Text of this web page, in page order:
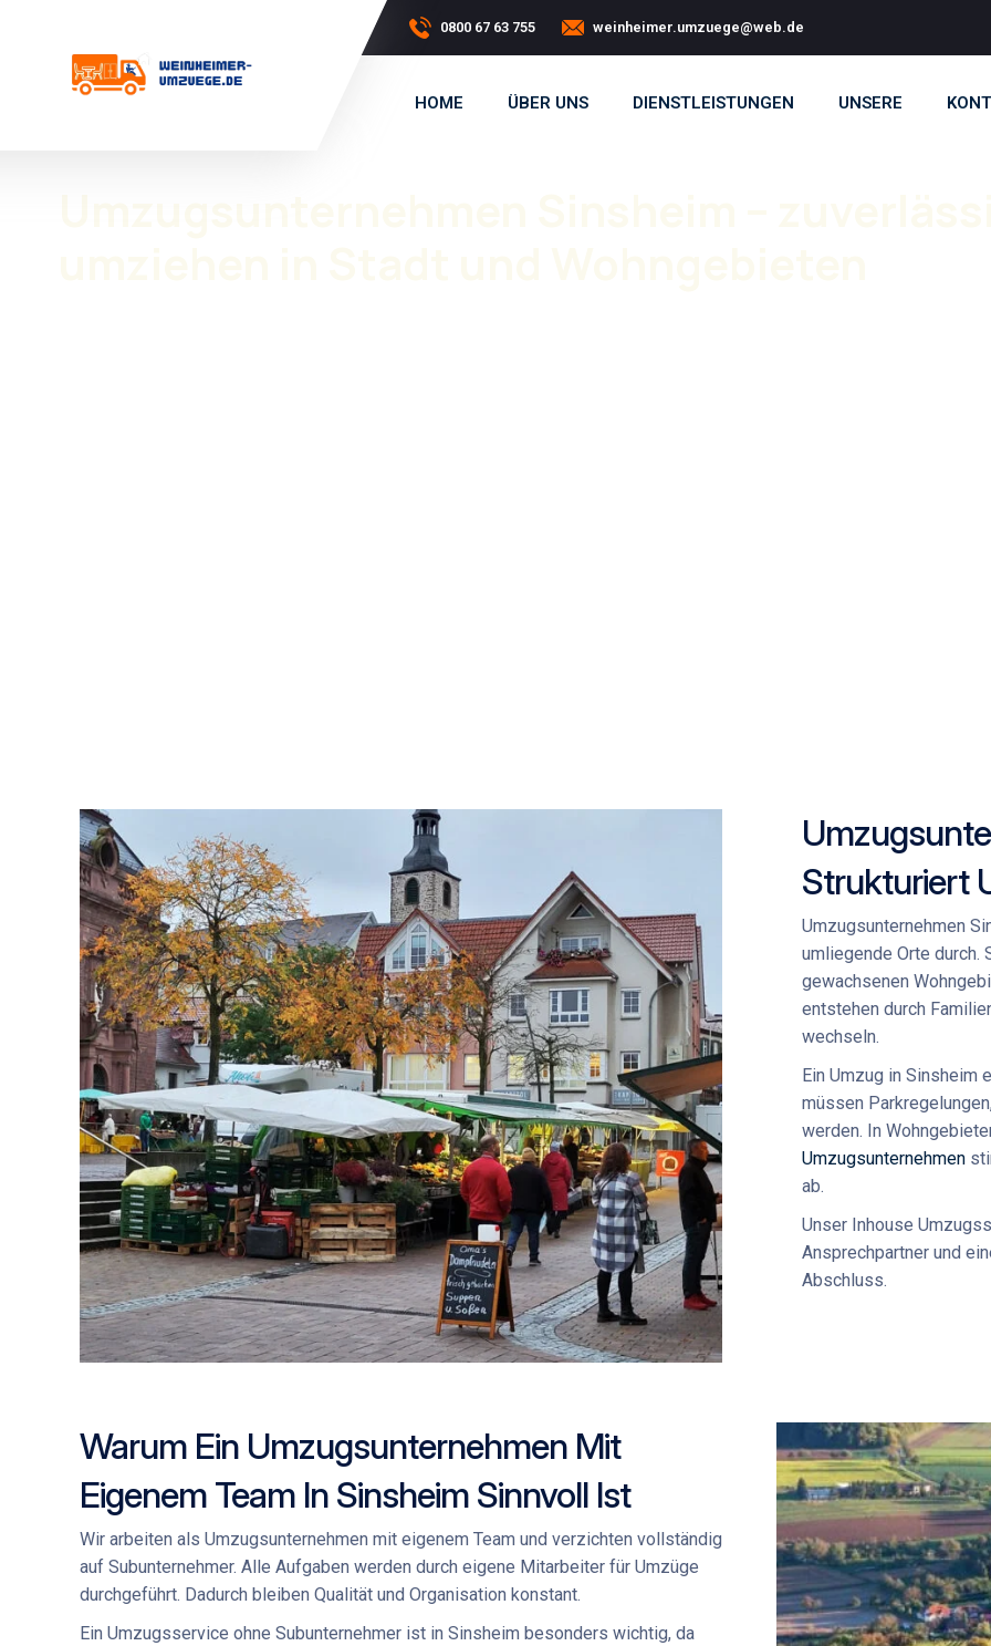
0800 67 63 755 weinheimer.umzuege@web.de
HOME ÜBER UNS DIENSTLEISTUNGEN UNSERE
Strukturiert
Umzugsunternehmen
umliegende Orte durch.
gewachsenen
entstehen durch
wechseln.
Ein Umzug in Sinsheim
müssen
werden. In
Umzugsunternehmen
ab.
Unser Inhouse
Ansprechpartner und
Abschluss.
Warum Ein Umzugsunternehmen Mit
Eigenem Team In Sinsheim Sinnvoll Ist
Wir arbeiten als Umzugsunternehmen mit eigenem Team und verzichten vollständig
auf Subunternehmer. Alle Aufgaben werden durch eigene Mitarbeiter für Umzüge
durchgeführt. Dadurch bleiben Qualität und Organisation konstant.
Ein Umzugsservice ohne Subunternehmer ist in Sinsheim besonders wichtig, da